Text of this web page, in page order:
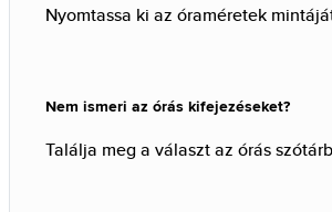
Nyomtassa ki az óraméretek
Nem ismeri az órás kifejezéseket?
Találja meg a választ az órás